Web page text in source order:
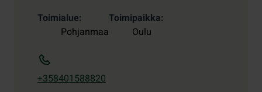
Toimialue
Pohjanmaa
Toimipaikka
Oulu
+358401588820